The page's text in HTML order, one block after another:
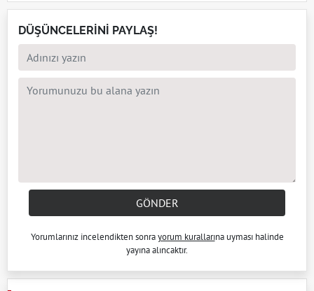
DÜŞÜNCELERİNİ PAYLAŞ!
GÖNDER
Yorumlarınız incelendikten sonrayorum kurallarına uyması halinde
yayına alıncaktır.